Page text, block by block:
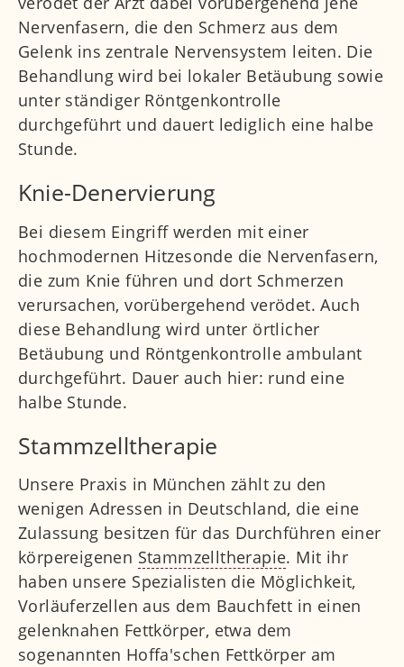
Nervenfasern, die den Schmerz aus dem
Gelenk ins zentrale Nervensystem leiten. Die
Behandlung wird bei lokaler Betäubung sowie
unter ständiger Röntgenkontrolle
durchgeführt und dauert lediglich eine halbe
Stunde.
Knie-Denervierung
Bei diesem Eingriff werden mit einer
hochmodernen Hitzesonde die Nervenfasern,
die zum Knie führen und dort Schmerzen
verursachen, vorübergehend verödet. Auch
diese Behandlung wird unter örtlicher
Betäubung und Röntgenkontrolle ambulant
durchgeführt. Dauer auch hier: rund eine
halbe Stunde.
Stammzelltherapie
Unsere Praxis in München zählt zu den
wenigen Adressen in Deutschland, die eine
Zulassung besitzen für das Durchführen einer
körpereigenen Stammzelltherapie. Mit ihr
haben unsere Spezialisten die Möglichkeit,
Vorläuferzellen aus dem Bauchfett in einen
gelenknahen Fettkörper, etwa dem
sogenannten Hoffa'schen Fettkörper am